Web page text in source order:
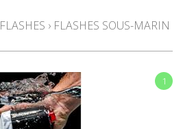
FLASHES › FLASHES SOUS-MARIN
1